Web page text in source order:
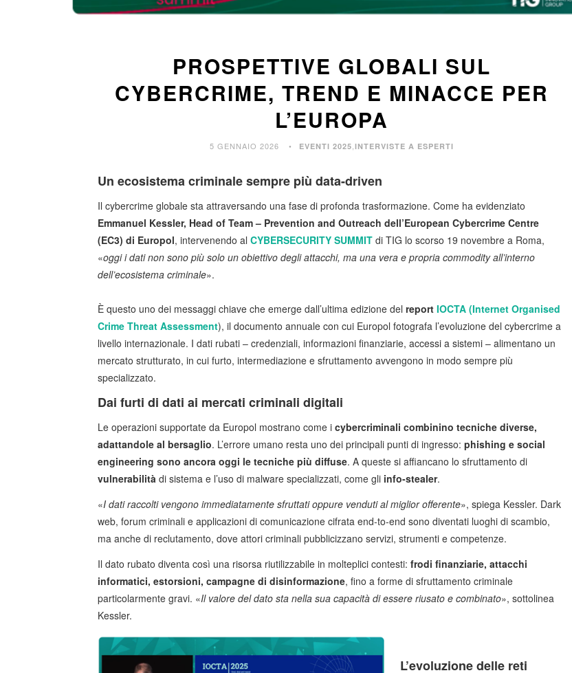
PROSPETTIVE GLOBALI SUL
CYBERCRIME, TREND E MINACCE PER
L’EUROPA
5 GENNAIO 2026 EVENTI 2025 INTERVISTE A ESPERTI
Un ecosistema criminale sempre più data-driven
Il cybercrime globale sta attraversando una fase di profonda trasformazione. Come ha evidenziato
Emmanuel Kessler, Head of Team – Prevention and Outreach dell’European Cybercrime Centre
(EC3) di Europol, intervenendo al CYBERSECURITY SUMMIT di TIG lo scorso 19 novembre a Roma,
«oggi i dati non sono più solo un obiettivo degli attacchi, ma una vera e propria commodity all’interno
dell’ecosistema criminale».
È questo uno dei messaggi chiave che emerge dall’ultima edizione del report IOCTA (Internet Organised
Crime Threat Assessment), il documento annuale con cui Europol fotografa l’evoluzione del cybercrime a
livello internazionale. I dati rubati – credenziali, informazioni finanziarie, accessi a sistemi – alimentano un
mercato strutturato, in cui furto, intermediazione e sfruttamento avvengono in modo sempre più
specializzato.
Dai furti di dati ai mercati criminali digitali
Le operazioni supportate da Europol mostrano come i cybercriminali combinino tecniche diverse,
adattandole al bersaglio. L’errore umano resta uno dei principali punti di ingresso: phishing e social
engineering sono ancora oggi le tecniche più diffuse. A queste si affiancano lo sfruttamento di
vulnerabilità di sistema e l’uso di malware specializzati, come gli info-stealer.
«I dati raccolti vengono immediatamente sfruttati oppure venduti al miglior offerente», spiega Kessler. Dark
web, forum criminali e applicazioni di comunicazione cifrata end-to-end sono diventati luoghi di scambio,
ma anche di reclutamento, dove attori criminali pubblicizzano servizi, strumenti e competenze.
Il dato rubato diventa così una risorsa riutilizzabile in molteplici contesti: frodi finanziarie, attacchi
informatici, estorsioni, campagne di disinformazione, fino a forme di sfruttamento criminale
particolarmente gravi. «Il valore del dato sta nella sua capacità di essere riusato e combinato», sottolinea
Kessler.
L’evoluzione delle reti